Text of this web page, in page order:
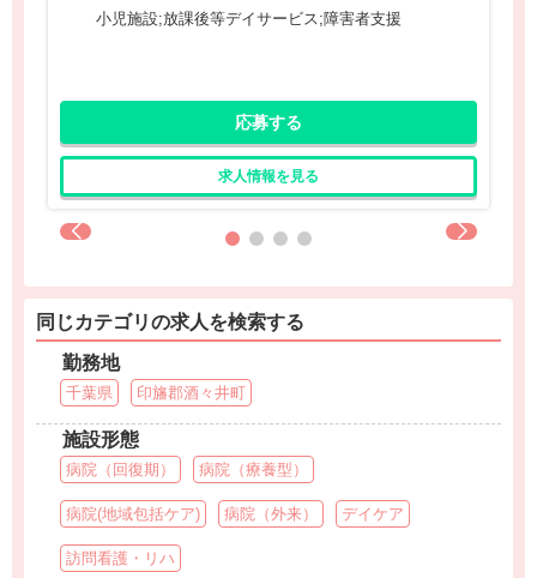
小児施設;放課後等デイサービス;障害者支援
応募する
求人情報を見る
同じカテゴリの求人を検索する
勤務地
千葉県 印旛郡酒々井町
施設形態
病院（回復期） 病院（療養型）
病院(地域包括ケア) 病院（外来） デイケア
訪問看護・リハ